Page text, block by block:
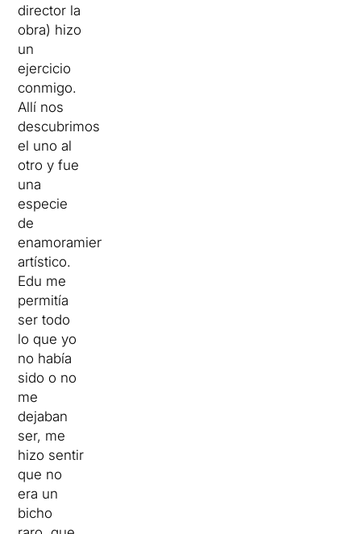
director la
obra) hizo
un
ejercicio
conmigo.
Allí nos
descubrimos
el uno al
otro y fue
una
especie
de
enamoramiento
artístico.
Edu me
permitía
ser todo
lo que yo
no había
sido o no
me
dejaban
ser, me
hizo sentir
que no
era un
bicho